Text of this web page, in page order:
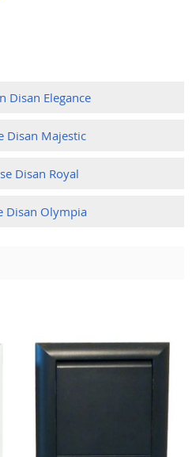
Disan Elegance
Disan Majestic
Disan Royal
Disan Olympia